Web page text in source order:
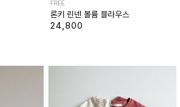
FREE
론키 린넨 볼륨 블라우스
24,800